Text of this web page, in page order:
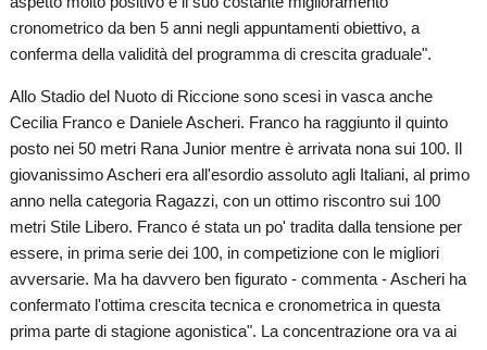
cronometrico da ben 5 anni negli appuntamenti obiettivo, a
conferma della validità del programma di crescita graduale".
Allo Stadio del Nuoto di Riccione sono scesi in vasca anche
Cecilia Franco e Daniele Ascheri. Franco ha raggiunto il quinto
posto nei 50 metri Rana Junior mentre è arrivata nona sui 100. Il
giovanissimo Ascheri era all'esordio assoluto agli Italiani, al primo
anno nella categoria Ragazzi, con un ottimo riscontro sui 100
metri Stile Libero. Franco é stata un po' tradita dalla tensione per
essere, in prima serie dei 100, in competizione con le migliori
avversarie. Ma ha davvero ben figurato - commenta - Ascheri ha
confermato l'ottima crescita tecnica e cronometrica in questa
prima parte di stagione agonistica". La concentrazione ora va ai